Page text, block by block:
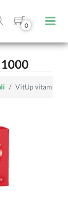
0
VitUp vitamin